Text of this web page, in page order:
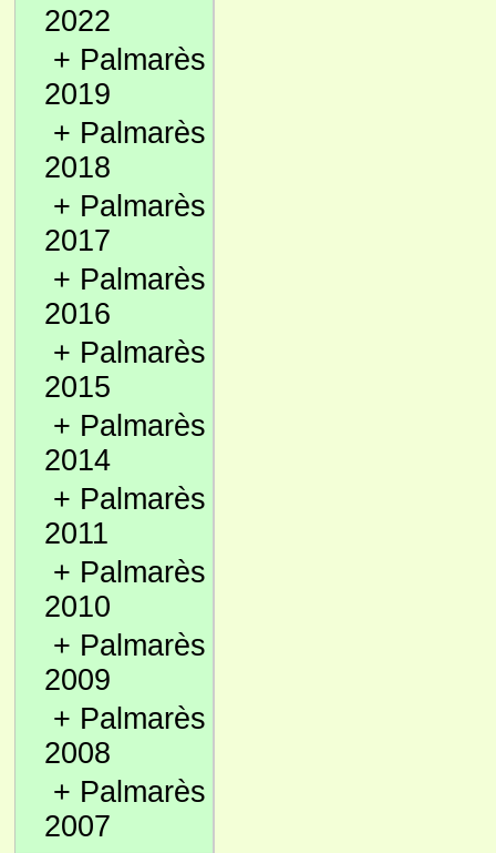
2022
+ Palmarès
2019
+ Palmarès
2018
+ Palmarès
2017
+ Palmarès
2016
+ Palmarès
2015
+ Palmarès
2014
+ Palmarès
2011
+ Palmarès
2010
+ Palmarès
2009
+ Palmarès
2008
+ Palmarès
2007